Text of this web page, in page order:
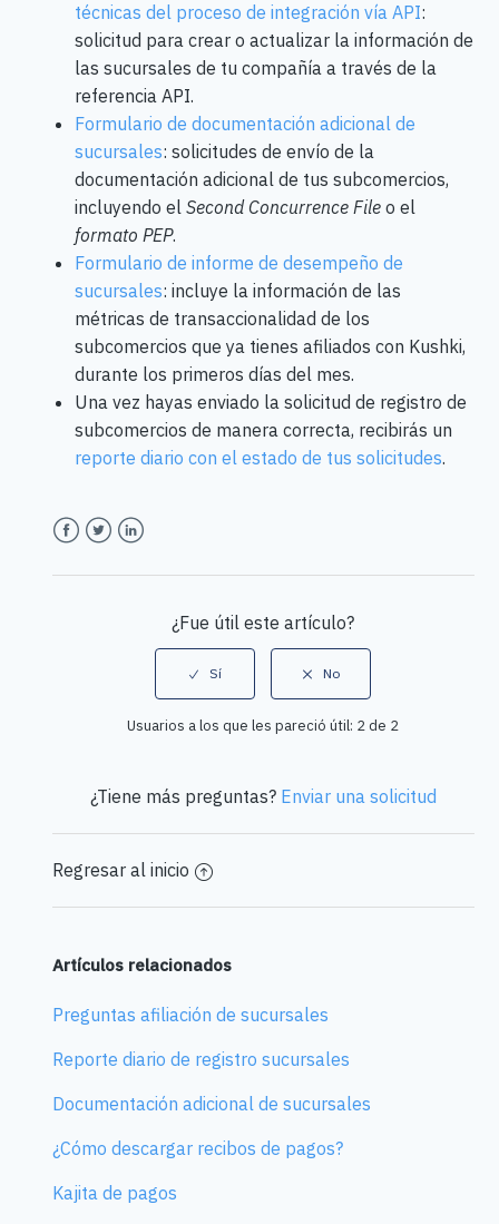
técnicas del proceso de integración vía API:
solicitud para crear o actualizar la información de
las sucursales de tu compañía a través de la
referencia API.
Formulario de documentación adicional de
sucursales: solicitudes de envío de la
documentación adicional de tus subcomercios,
incluyendo el Second Concurrence Fileo el
formato PEP.
Formulario de informe de desempeño de
sucursales: incluye la información de las
métricas de transaccionalidad de los
subcomercios que ya tienes afiliados con Kushki,
durante los primeros días del mes.
Una vez hayas enviado la solicitud de registro de
subcomercios de manera correcta, recibirás un
reporte diario con el estado de tus solicitudes.
¿Fue útil este artículo?
Usuarios a los que les pareció útil: 2 de 2
¿Tiene más preguntas? Enviar una solicitud
Regresar al inicio
Artículos relacionados
Preguntas afiliación de sucursales
Reporte diario de registro sucursales
Documentación adicional de sucursales
¿Cómo descargar recibos de pagos?
Kajita de pagos